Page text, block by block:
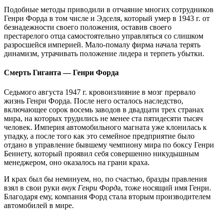
Подобные методы приводили в отчаяние многих сотрудников
Генри Форда в том числе и Эдселя, который умер в 1943 г. от
безнадежности своего положения, оставив своего
престарелого отца самостоятельно управляться со слишком
разросшейся империей. Мало-помалу фирма начала терять
динамизм, утрачивать положение лидера и терпеть убытки.
Смерть Гиганта — Генри Форда
Седьмого августа 1947 г. кровоизлияние в мозг прервало
жизнь Генри Форда. После него осталось наследство,
включающее сорок восемь заводов в двадцати трех странах
мира, на которых трудились не менее ста пятидесяти тысяч
человек. Империя автомобильного магната уже клонилась к
упадку, а после того как это семейное предприятие было
отдано в управление бывшему чемпиону мира по боксу Генри
Беннету, который проявил себя совершенно никудышным
менеджером, оно оказалось на грани краха.
И крах был бы неминуем, но, по счастью, бразды правления
взял в свои руки внук Генри Форда, тоже носящий имя Генри.
Благодаря ему, компания Форд стала вторым производителем
автомобилей в мире.